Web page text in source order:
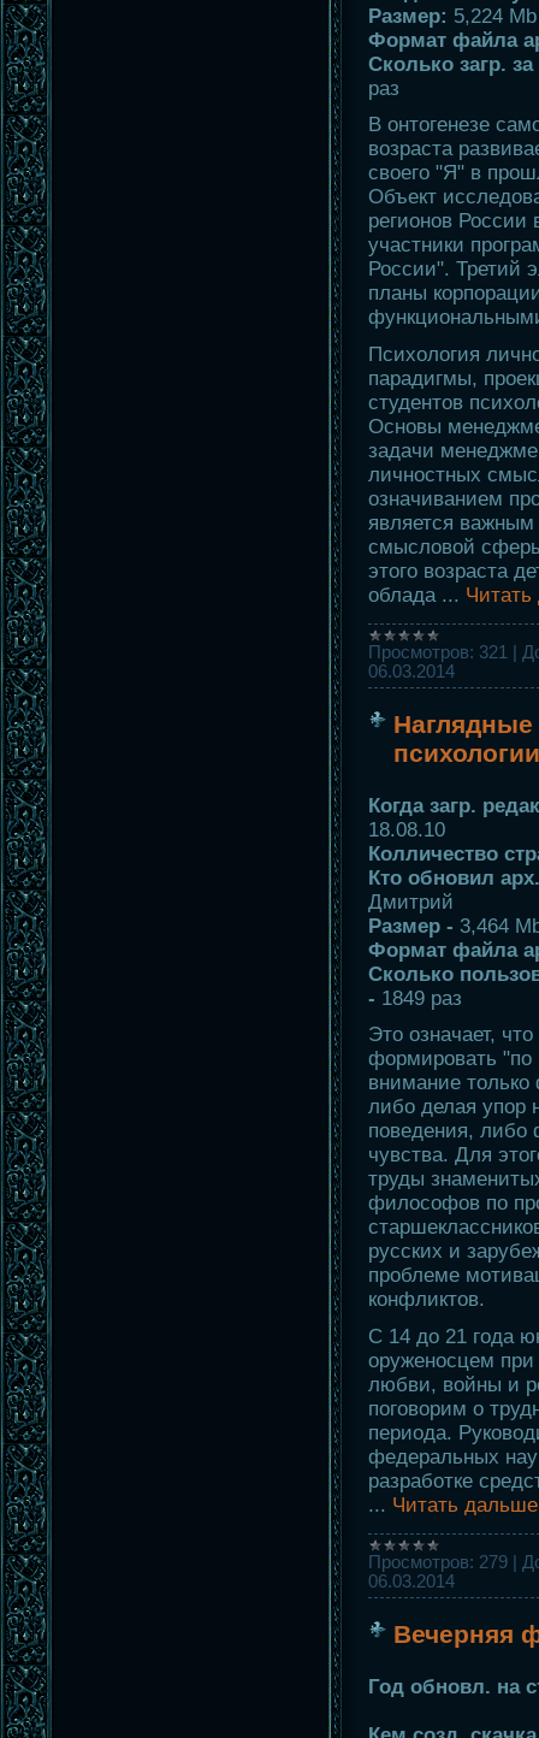
Размер: 5,224 Mb
Формат файла
Сколько загр.
раз
В онтогенезе
возраста
своего "Я" в
Объект
регионов
участники
России". Третий
планы
Психология
парадигмы,
студентов
Основы
задачи
личностных
означиванием
является
смысловой
этого возраста
облада ...
Просмотров: 321
06.03.2014
психологии
Когда загр.
18.08.10
Колличество
Кто обновил
Дмитрий
Размер - 3,464
Формат файла
Сколько
- 1849 раз
Это означает,
формировать "по
внимание
либо делая упор
поведения,
чувства. Для
труды
философов по
русских и
проблеме
конфликтов.
С 14 до 21 года
оруженосцем
любви, войны и
поговорим о
периода.
федеральных
разработке
... Читать
Просмотров: 279
06.03.2014
Вечерняя
Год обновл. на